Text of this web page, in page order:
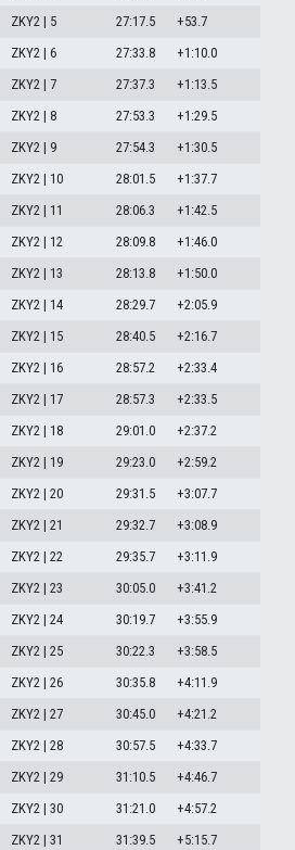
ZKY2 | 5 27:17.5
+53.7
ZKY2 | 6 27:33.8
+1:10.0
ZKY2 | 7 27:37.3
+1:13.5
ZKY2 | 8 27:53.3
+1:29.5
ZKY2 | 9 27:54.3
+1:30.5
ZKY2 | 10 28:01.5
+1:37.7
ZKY2 | 11 28:06.3
+1:42.5
ZKY2 | 12 28:09.8
+1:46.0
ZKY2 | 13 28:13.8
+1:50.0
ZKY2 | 14 28:29.7
+2:05.9
ZKY2 | 15 28:40.5
+2:16.7
ZKY2 | 16 28:57.2
+2:33.4
ZKY2 | 17 28:57.3
+2:33.5
ZKY2 | 18 29:01.0
+2:37.2
ZKY2 | 19 29:23.0
+2:59.2
ZKY2 | 20 29:31.5
+3:07.7
ZKY2 | 21 29:32.7
+3:08.9
ZKY2 | 22 29:35.7
+3:11.9
ZKY2 | 23 30:05.0
+3:41.2
ZKY2 | 24 30:19.7
+3:55.9
ZKY2 | 25 30:22.3
+3:58.5
ZKY2 | 26 30:35.8
+4:11.9
ZKY2 | 27 30:45.0
+4:21.2
ZKY2 | 28 30:57.5
+4:33.7
ZKY2 | 29 31:10.5
+4:46.7
ZKY2 | 30 31:21.0
+4:57.2
ZKY2 | 31 31:39.5
+5:15.7